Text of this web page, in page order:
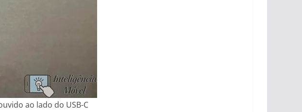
ao lado do USB-C